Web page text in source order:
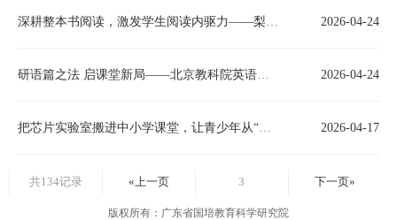
深耕整本书阅读，激发学生阅读内驱力——梨园镇中心小学开展整本书阅读教学教研活动 2026-04-24
研语篇之法 启课堂新局——北京教科院英语专家王晓东主任学科阅读专题讲座 2026-04-24
把芯片实验室搬进中小学课堂，让青少年从“用芯片”走向“造芯片”——国内首套K12全流程芯片制造教育实验室亮相北展馆 2026-04-17
共134记录 «上一页 3 下一页»
版权所有：广东省国培教育科学研究院